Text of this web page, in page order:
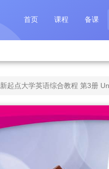
首页 课程 备课
新起点大学英语综合教程 第3册